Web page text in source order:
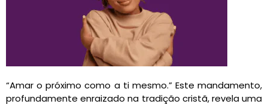
“Amar o próximo como a ti mesmo.” Este mandamento,
profundamente enraizado na tradição cristã, revela uma